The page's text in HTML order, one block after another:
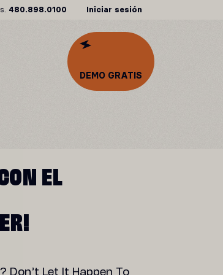
480.898.0100 Iniciar sesión
DEMO GRATIS
EL
Don’t Let It Happen To